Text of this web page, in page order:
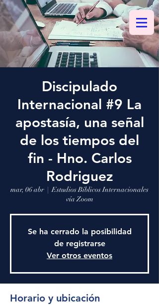
Discipulado
Internacional #9 La
apostasía, una señal
de los tiempos del
fin - Hno. Carlos
Rodriguez
mar, 06 abr
  |
Estudios Bíblicos Internacionales
vía Zoom
Se ha cerrado la posibilidad
de registrarse
Ver otros eventos
Horario y ubicación